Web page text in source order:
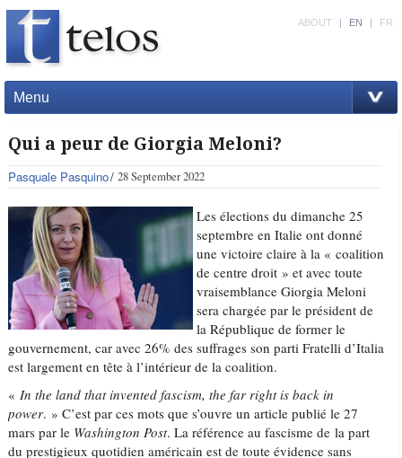
Menu
ABOUT | EN | FR
Qui a peur de Giorgia Meloni?
Pasquale Pasquino 28 September 2022
Les élections du dimanche 25
septembre en Italie ont donné
une victoire claire à la « coalition
de centre droit » et avec toute
vraisemblance Giorgia Meloni
sera chargée par le président de
la République de former le
gouvernement, car avec 26% des suffrages son parti Fratelli d’Italia
est largement en tête à l’intérieur de la coalition.
«In the land that invented fascism, the far right is back in
power. » C’est par ces mots que s’ouvre un article publié le 27
mars par le Washington Post. La référence au fascisme de la part
du prestigieux quotidien américain est de toute évidence sans